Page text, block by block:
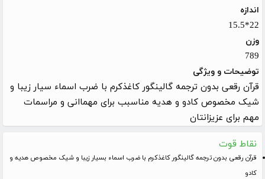
اندازه
22*15.5
وزن
789
توضیحات و ویژگی
قرآن رقعی بدون ترجمه گالینگور کاغذکرم با ضرب اسماء سیار زیبا و
شیک مخصوص کادو و هدیه مناسبب برای مهماانی و مراسمات
مهم برای عزیزانتان
نقاط قوت
قرآن رقعی بدون ترجمه گالینگور کاغذکرم با ضرب اسماء بسیار زیبا و شیک مخصوص هدیه و
کادو